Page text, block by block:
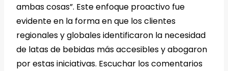
ambas cosas”. Este enfoque proactivo fue
evidente en la forma en que los clientes
regionales y globales identificaron la necesidad
de latas de bebidas más accesibles y abogaron
por estas iniciativas. Escuchar los comentarios